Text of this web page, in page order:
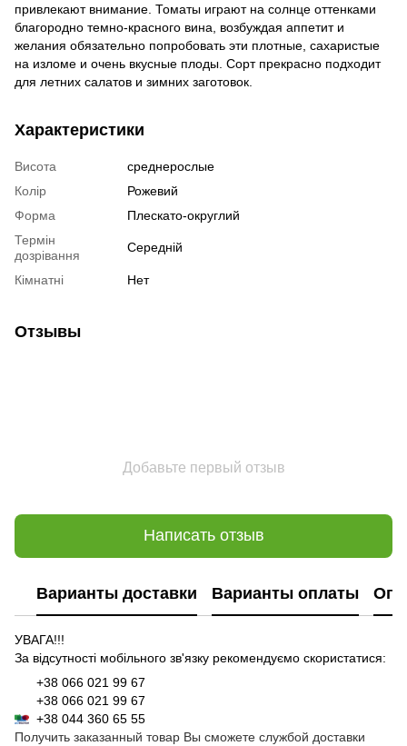
привлекают внимание. Томаты играют на солнце оттенками
благородно темно-красного вина, возбуждая аппетит и
желания обязательно попробовать эти плотные, сахаристые
на изломе и очень вкусные плоды. Сорт прекрасно подходит
для летних салатов и зимних заготовок.
Характеристики
Висота
среднерослые
Колір
Рожевий
Форма
Плескато-округлий
Термін
дозрівання
Середній
Кімнатні Нет
Отзывы
Добавьте первый отзыв
Написать отзыв
Варианты доставки Варианты оплаты
УВАГА!!!
За відсутності мобільного зв'язку рекомендуємо скористатися:
+38 066 021 99 67
+38 066 021 99 67
+38 044 360 65 55
Получить заказанный товар Вы сможете службой доставки